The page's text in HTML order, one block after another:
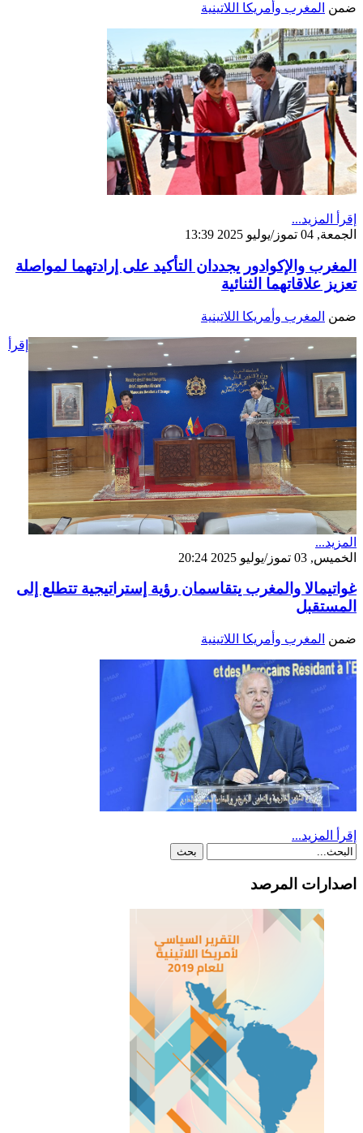
ضمن المغرب وأمريكا اللاتينية
إقرأ المزيد...
الجمعة, 04 تموز/يوليو 2025 13:39
المغرب والإكوادور يجددان التأكيد على إرادتهما لمواصلة
تعزيز علاقاتهما الثنائية
ضمن المغرب وأمريكا اللاتينية
إقرأ
المزيد...
الخميس, 03 تموز/يوليو 2025 20:24
غواتيمالا والمغرب يتقاسمان رؤية إستراتيجية تتطلع إلى
المستقبل
ضمن المغرب وأمريكا اللاتينية
إقرأ المزيد...
اصدارات المرصد